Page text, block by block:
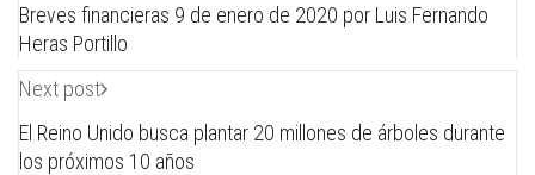
Breves financieras 9 de enero de 2020 por Luis Fernando
Heras Portillo
Next post
El Reino Unido busca plantar 20 millones de árboles durante
los próximos 10 años